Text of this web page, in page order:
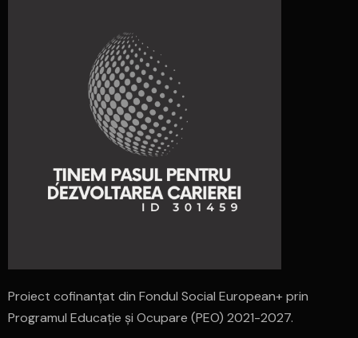
Proiect cofinanțat din Fondul Social European+ prin
Programul Educație și Ocupare (PEO) 2021-2027.